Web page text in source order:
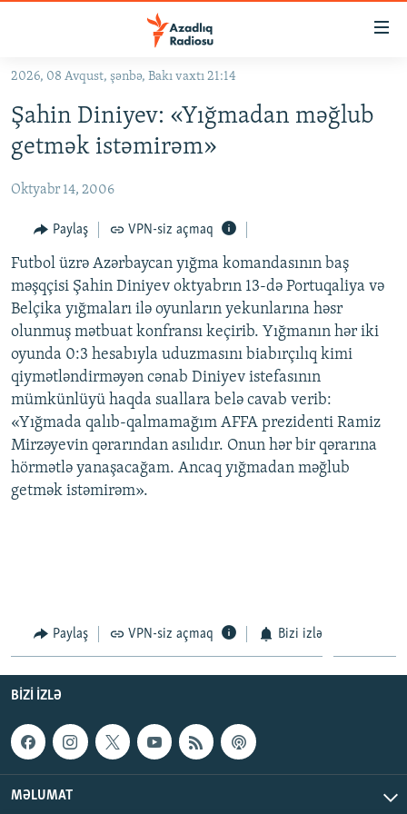
Əsas
qayıt
Əsas
naviqasiyaya
qayıt
#İZAHLA
KORRUPSIOMETR
#ƏSLINDƏ
FƏRQƏ BAX
QANUNI DOĞRU
ARAŞDIRMA
MULTIMEDIA
VIDEO
FOTOQALEREYA
İNFOQRAFIKA
KARIKATURA
RADIO ARXIV
OXU ZALI
AZƏRBAYCAN ƏDƏBIYYATI KITABXANASI
İSLAM VƏ DEMOKRATIYA
İZ - MƏDƏNIYYƏT PROQRAMI
HAQQIMIZDA
MISSIYAMIZ
PEŞƏ ETIKASI VƏ JURNALISTIKA STANDARTLARIMIZ
MATERIALLARIMIZDAN ISTIFADƏ
BIZI IZLƏ
2026, 08 Avqust, şənbə, Bakı vaxtı 21:14
Şahin Diniyev: «Yığmadan məğlub
getmək istəmirəm»
Oktyabr 14, 2006
Paylaş VPN-siz açmaq
Futbol üzrə Azərbaycan yığma komandasının baş
məşqçisi Şahin Diniyev oktyabrın 13-də Portuqaliya və
Belçika yığmaları ilə oyunların yekunlarına həsr
olunmuş mətbuat konfransı keçirib. Yığmanın hər iki
oyunda 0:3 hesabıyla uduzmasını biabırçılıq kimi
qiymətləndirməyən cənab Diniyev istefasının
mümkünlüyü haqda suallara belə cavab verib:
«Yığmada qalıb-qalmamağım AFFA prezidenti Ramiz
Mirzəyevin qərarından asılıdır. Onun hər bir qərarına
hörmətlə yanaşacağam. Ancaq yığmadan məğlub
getmək istəmirəm».
Paylaş VPN-siz açmaq Bizi izlə
BIZI IZLƏ
MƏLUMAT